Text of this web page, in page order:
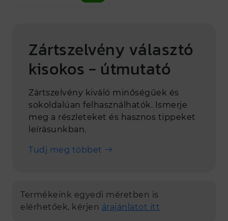
Zártszelvény választó
kisokos - útmutató
Zártszelvény kiváló minőségűek és
sokoldalúan felhasználhatók. Ismerje
meg a részleteket és hasznos tippeket
leírásunkban.
Tudj meg többet
Termékeink egyedi méretben is
elérhetőek, kérjen árajánlatot itt